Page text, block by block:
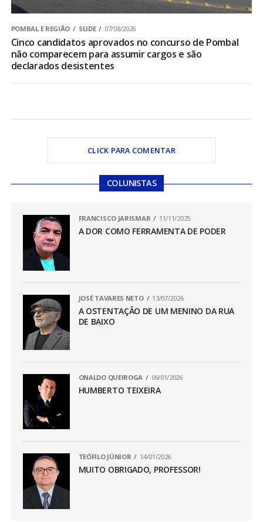
POMBAL E REGIÃO SLIDE 07/08/2026
Cinco candidatos aprovados no concurso de Pombal
não comparecem para assumir cargos e são
declarados desistentes
CLICK PARA COMENTAR
COLUNISTAS
FRANCISCO JARISMAR 11/11/2025
A DOR COMO FERRAMENTA DE PODER
JOSÉ TAVARES NETO 13/07/2026
A OSTENTAÇÃO DE UM MENINO DA RUA
DE BAIXO
ONALDO QUEIROGA 06/01/2026
HUMBERTO TEIXEIRA
TEÓFILO JÚNIOR 14/01/2026
MUITO OBRIGADO, PROFESSOR!